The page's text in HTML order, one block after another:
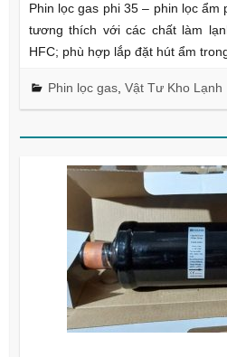
Phin lọc gas phi 35 – phin lọc ẩm
tương thích với các chất làm
HFC; phù hợp lắp đặt hút ẩm
Phin lọc gas, Vật Tư Kho Lạnh